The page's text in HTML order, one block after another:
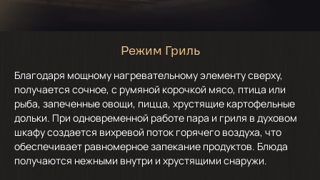
Режим Гриль
Благодаря мощному нагревательному элементу сверху,
получается сочное, с румяной корочкой мясо, птица или
рыба, запеченные овощи, пицца, хрустящие картофельные
дольки. При одновременной работе пара и гриля в духовом
шкафу создается вихревой поток горячего воздуха, что
обеспечивает равномерное запекание продуктов. Блюда
получаются нежными внутри и хрустящими снаружи.